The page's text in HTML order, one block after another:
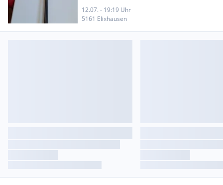
12.07. - 19:19 Uhr
5161 Elixhausen